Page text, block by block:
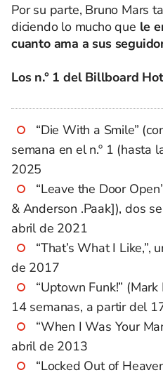
Por su parte, Bruno Mars
diciendo lo mucho que le
cuanto ama a sus
Los n.° 1 del Billboard
“Die With a Smile”
semana en el n.º 1 (hasta
2025
“Leave the Door
& Anderson .Paak]), dos
abril de 2021
“That’s What I Like,”,
de 2017
“Uptown Funk!”
14 semanas, a partir del
“When I Was Your
abril de 2013
“Locked Out of